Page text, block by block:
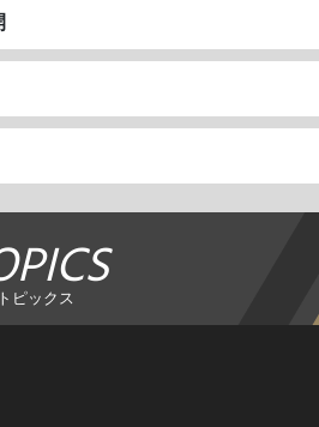
トピックス